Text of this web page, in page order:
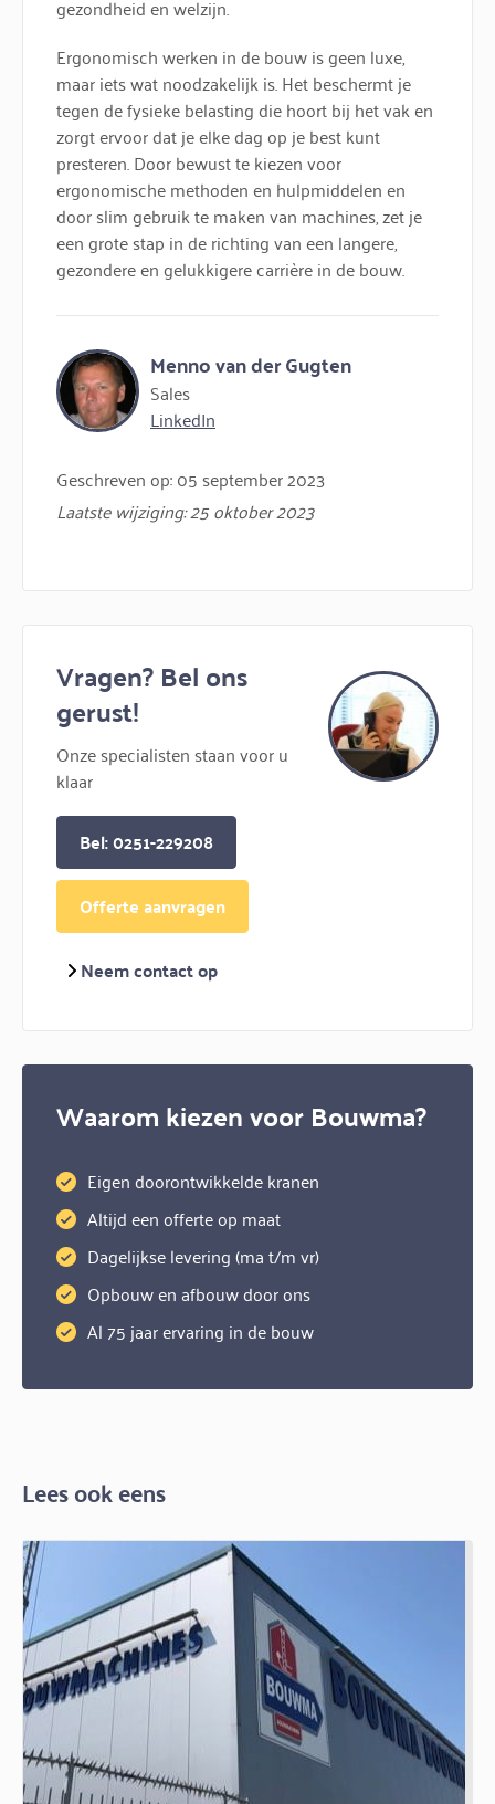
gezondheid en welzijn.
Ergonomisch werken in de bouw is geen luxe,
maar iets wat noodzakelijk is. Het beschermt je
tegen de fysieke belasting die hoort bij het vak en
zorgt ervoor dat je elke dag op je best kunt
presteren. Door bewust te kiezen voor
ergonomische methoden en hulpmiddelen en
door slim gebruik te maken van machines, zet je
een grote stap in de richting van een langere,
gezondere en gelukkigere carrière in de bouw.
Menno van der Gugten
Sales
LinkedIn
Geschreven op: 05 september 2023
Laatste wijziging: 25 oktober 2023
Vragen? Bel ons
gerust!
Onze specialisten staan voor u
klaar
Bel: 0251-229208
Offerte aanvragen
Neem contact op
Waarom kiezen voor Bouwma?
Eigen doorontwikkelde kranen
Altijd een offerte op maat
Dagelijkse levering (ma t/m vr)
Opbouw en afbouw door ons
Al 75 jaar ervaring in de bouw
Lees ook eens